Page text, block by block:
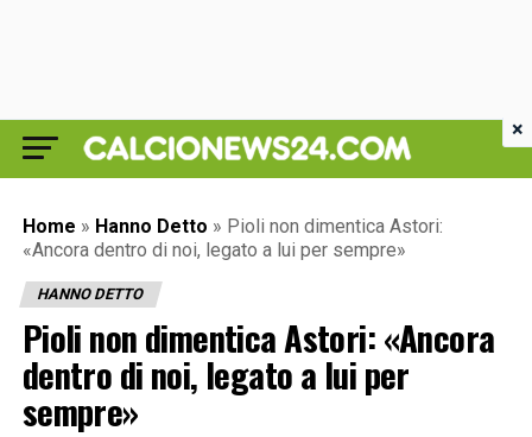
Home » Hanno Detto » Pioli non dimentica Astori:
«Ancora dentro di noi, legato a lui per sempre»
HANNO DETTO
Pioli non dimentica Astori: «Ancora
dentro di noi, legato a lui per
sempre»
×